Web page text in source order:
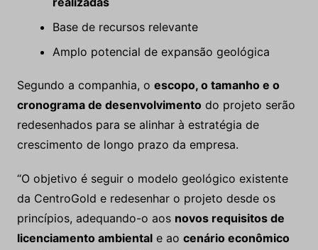
Base de recursos relevante
Amplo potencial de expansão geológica
Segundo a companhia, o escopo, o tamanho e o
cronograma de desenvolvimentodo projeto serão
redesenhados para se alinhar à estratégia de
crescimento de longo prazo da empresa.
“O objetivo é seguir o modelo geológico existente
da CentroGold e redesenhar o projeto desde os
princípios, adequando-o aos novos requisitos de
licenciamento ambientale ao cenário econômico